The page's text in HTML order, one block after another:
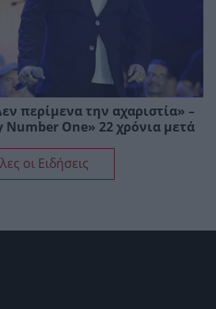
περίμενα την αχαριστία» –
Number One» 22 χρόνια μετά
οι Ειδήσεις